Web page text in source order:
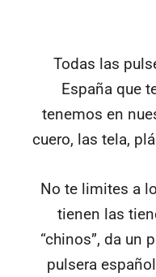
Todas las
España que
tenemos en
cuero, las tela,
No te limites a
tienen las
“chinos”, da un
pulsera